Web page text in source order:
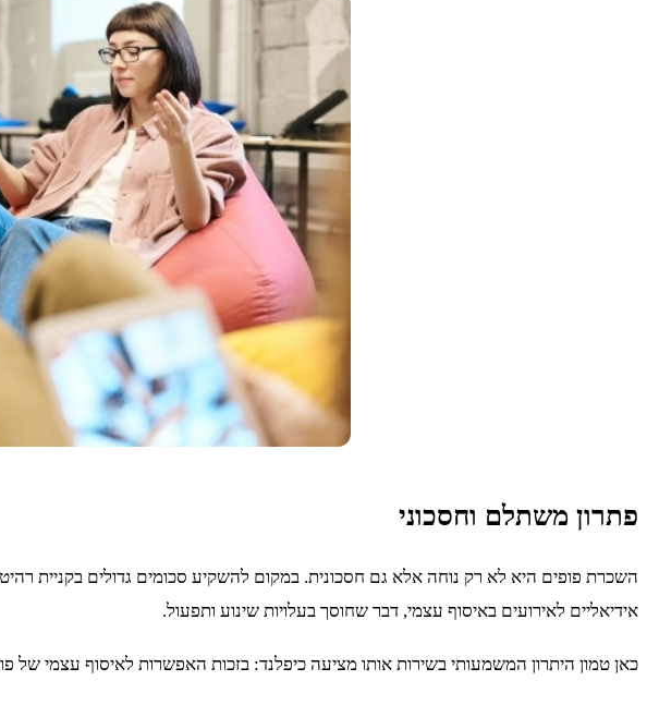
פתרון משתלם וחסכוני
השכרת פופים היא לא רק נוחה אלא גם חסכונית. במקום להשקיע סכומים גדולים בקניית
אידיאליים לאירועים באיסוף עצמי, דבר שחוסך בעלויות שינוע ותפעול.
כאן טמון היתרון המשמעותי בשירות אותו מציעה כיפלנד: בזכות האפשרות לאיסוף עצמי